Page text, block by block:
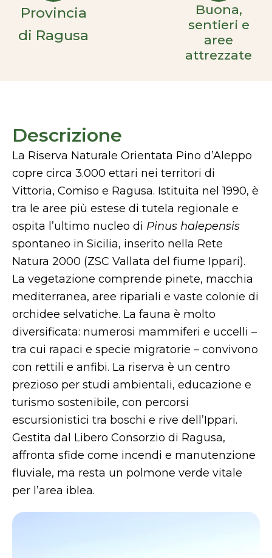
Provincia
di Ragusa
Buona,
sentieri e
aree
attrezzate
Descrizione
La Riserva Naturale Orientata Pino d’Aleppo
copre circa 3.000 ettari nei territori di
Vittoria, Comiso e Ragusa. Istituita nel 1990, è
tra le aree più estese di tutela regionale e
ospita l’ultimo nucleo di Pinus halepensis
spontaneo in Sicilia, inserito nella Rete
Natura 2000 (ZSC Vallata del fiume Ippari).
La vegetazione comprende pinete, macchia
mediterranea, aree ripariali e vaste colonie di
orchidee selvatiche. La fauna è molto
diversificata: numerosi mammiferi e uccelli –
tra cui rapaci e specie migratorie – convivono
con rettili e anfibi. La riserva è un centro
prezioso per studi ambientali, educazione e
turismo sostenibile, con percorsi
escursionistici tra boschi e rive dell’Ippari.
Gestita dal Libero Consorzio di Ragusa,
affronta sfide come incendi e manutenzione
fluviale, ma resta un polmone verde vitale
per l’area iblea.